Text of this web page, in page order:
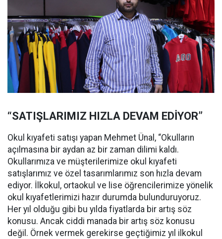
“SATIŞLARIMIZ HIZLA DEVAM EDİYOR”
Okul kıyafeti satışı yapan Mehmet Ünal, “Okulların
açılmasına bir aydan az bir zaman dilimi kaldı.
Okullarımıza ve müşterilerimize okul kıyafeti
satışlarımız ve özel tasarımlarımız son hızla devam
ediyor. İlkokul, ortaokul ve lise öğrencilerimize yönelik
okul kıyafetlerimizi hazır durumda bulunduruyoruz.
Her yıl olduğu gibi bu yılda fiyatlarda bir artış söz
konusu. Ancak ciddi manada bir artış söz konusu
değil. Örnek vermek gerekirse geçtiğimiz yıl ilkokul